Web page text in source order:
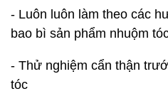
- Luôn luôn làm theo các
bao bì sản phẩm nhuộm
- Thử nghiệm cẩn thận
tóc